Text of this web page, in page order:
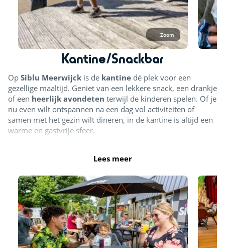
Zoom
Kantine/Snackbar
Op Siblu Meerwijck is de kantine dé plek voor een
gezellige maaltijd. Geniet van een lekkere snack, een drankje
of een heerlijk avondeten terwijl de kinderen spelen. Of je
nu even wilt ontspannen na een dag vol activiteiten of
samen met het gezin wilt dineren, in de kantine is altijd een
warme en gastvrije sfeer.
Lees meer